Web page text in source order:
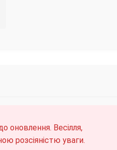
оновлення. Весілля,
розсіяністю уваги.